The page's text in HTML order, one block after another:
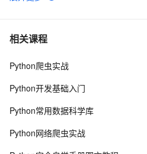
6 python_list
7 Python之计算24点
8 Python中的find()和count()方法详解
取二维码里的链接
10python 模块初始
相关课程
Python爬虫实战
Python开发基础入门
Python常用数据科学库
Python网络爬虫实战